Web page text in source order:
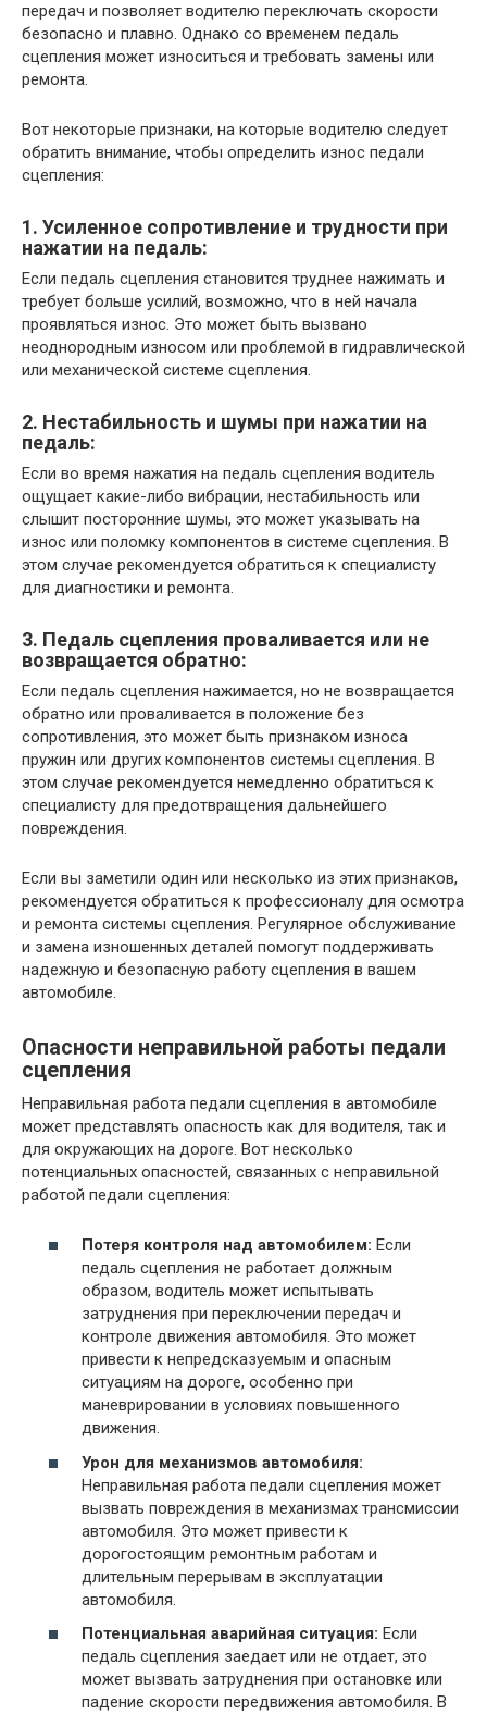
передач и позволяет водителю переключать скорости
безопасно и плавно. Однако со временем педаль
сцепления может износиться и требовать замены или
ремонта.
Вот некоторые признаки, на которые водителю следует
обратить внимание, чтобы определить износ педали
сцепления:
1. Усиленное сопротивление и трудности при
нажатии на педаль:
Если педаль сцепления становится труднее нажимать и
требует больше усилий, возможно, что в ней начала
проявляться износ. Это может быть вызвано
неоднородным износом или проблемой в гидравлической
или механической системе сцепления.
2. Нестабильность и шумы при нажатии на
педаль:
Если во время нажатия на педаль сцепления водитель
ощущает какие-либо вибрации, нестабильность или
слышит посторонние шумы, это может указывать на
износ или поломку компонентов в системе сцепления. В
этом случае рекомендуется обратиться к специалисту
для диагностики и ремонта.
3. Педаль сцепления проваливается или не
возвращается обратно:
Если педаль сцепления нажимается, но не возвращается
обратно или проваливается в положение без
сопротивления, это может быть признаком износа
пружин или других компонентов системы сцепления. В
этом случае рекомендуется немедленно обратиться к
специалисту для предотвращения дальнейшего
повреждения.
Если вы заметили один или несколько из этих признаков,
рекомендуется обратиться к профессионалу для осмотра
и ремонта системы сцепления. Регулярное обслуживание
и замена изношенных деталей помогут поддерживать
надежную и безопасную работу сцепления в вашем
автомобиле.
Опасности неправильной работы педали
сцепления
Неправильная работа педали сцепления в автомобиле
может представлять опасность как для водителя, так и
для окружающих на дороге. Вот несколько
потенциальных опасностей, связанных с неправильной
работой педали сцепления:
Потеря контроля над автомобилем: Если
педаль сцепления не работает должным
образом, водитель может испытывать
затруднения при переключении передач и
контроле движения автомобиля. Это может
привести к непредсказуемым и опасным
ситуациям на дороге, особенно при
маневрировании в условиях повышенного
движения.
Урон для механизмов автомобиля:
Неправильная работа педали сцепления может
вызвать повреждения в механизмах трансмиссии
автомобиля. Это может привести к
дорогостоящим ремонтным работам и
длительным перерывам в эксплуатации
автомобиля.
Потенциальная аварийная ситуация: Если
педаль сцепления заедает или не отдает, это
может вызвать затруднения при остановке или
падение скорости передвижения автомобиля. В